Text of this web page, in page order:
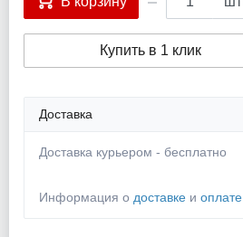
Купить в 1 клик
Доставка
Доставка курьером - бесплатно
Информация о доставке и оплате